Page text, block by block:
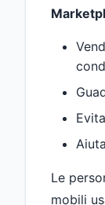
Le
mobili